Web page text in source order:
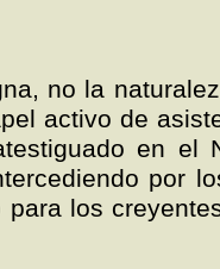
no la
activo de
en el
por
los